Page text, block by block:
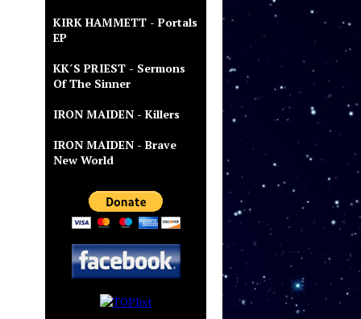
KIRK HAMMETT - Portals
EP
KK´S PRIEST - Sermons
Of The Sinner
IRON MAIDEN - Killers
IRON MAIDEN - Brave
New World